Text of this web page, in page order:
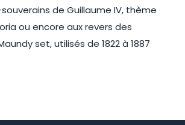
de Guillaume IV, thème
ou encore aux revers des
set, utilisés de 1822 à 1887